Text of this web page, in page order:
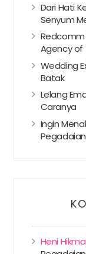
Dari Hati
Senyum
Redcomm
Agency of
Wedding
Batak
Lelang
Caranya
Ingin
Heni